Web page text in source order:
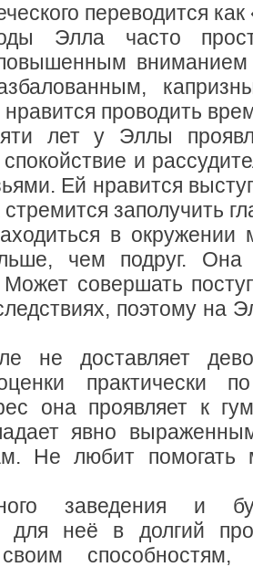
переводится как
Элла часто
вниманием
проводить
лет у Эллы
и
Ей нравится
стремится заполучить
в окружении
чем подруг. Она
совершать
поэтому на
не доставляет
практически
она проявляет к
явно
Не любит
заведения и
для неё в долгий